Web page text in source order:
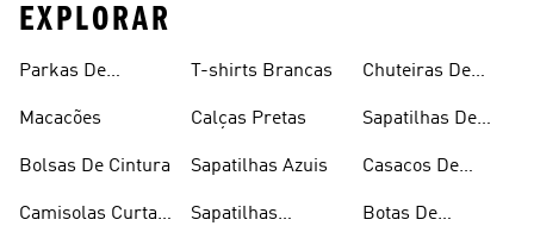
EXPLORAR
Parkas De
Macacões
Bolsas De Cintura
Camisolas Curtas
T-shirts Brancas
Calças Pretas
Sapatilhas Azuis
Sapatilhas
Chuteiras De
Sapatilhas De
Casacos De
Botas De